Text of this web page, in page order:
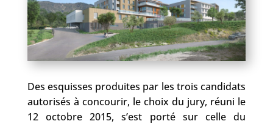
Des esquisses produites par les trois candidats
autorisés à concourir, le choix du jury, réuni le
12 octobre 2015, s’est porté sur celle du